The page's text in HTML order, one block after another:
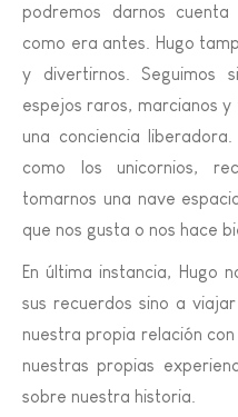
podremos darnos
como era antes. Hugo
y divertirnos. Seguimos
espejos raros, marcianos
una conciencia
como los unicornios,
tomarnos una nave
que nos gusta o nos hace
En última instancia, Hugo
sus recuerdos sino a
nuestra propia relación
nuestras propias
sobre nuestra historia.